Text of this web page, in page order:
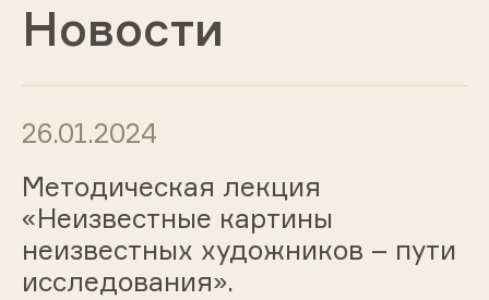
Новости
26.01.2024
Методическая лекция
«Неизвестные картины
неизвестных художников – пути
исследования».